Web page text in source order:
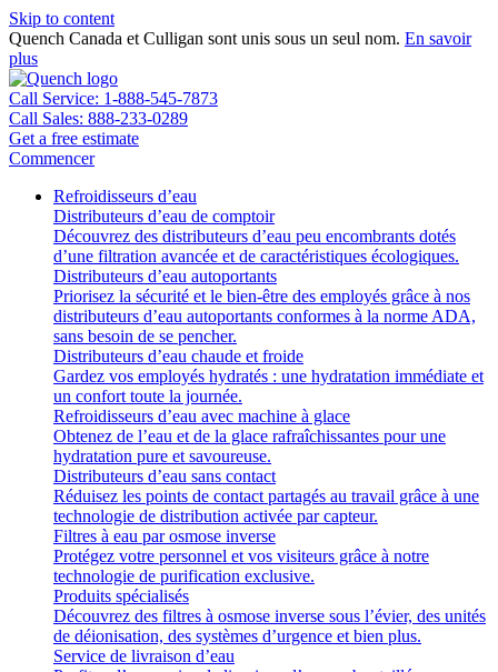
Skip to content
Quench Canada et Culligan sont unis sous un seul nom. En savoir
plus
Call Service: 1-888-545-7873
Call Sales: 888-233-0289
Get a free estimate
Commencer
Refroidisseurs d’eau
Distributeurs d’eau de comptoir
Découvrez des distributeurs d’eau peu encombrants dotés
d’une filtration avancée et de caractéristiques écologiques.
Distributeurs d’eau autoportants
Priorisez la sécurité et le bien-être des employés grâce à nos
distributeurs d’eau autoportants conformes à la norme ADA,
sans besoin de se pencher.
Distributeurs d’eau chaude et froide
Gardez vos employés hydratés : une hydratation immédiate et
un confort toute la journée.
Refroidisseurs d’eau avec machine à glace
Obtenez de l’eau et de la glace rafraîchissantes pour une
hydratation pure et savoureuse.
Distributeurs d’eau sans contact
Réduisez les points de contact partagés au travail grâce à une
technologie de distribution activée par capteur.
Filtres à eau par osmose inverse
Protégez votre personnel et vos visiteurs grâce à notre
technologie de purification exclusive.
Produits spécialisés
Découvrez des filtres à osmose inverse sous l’évier, des unités
de déionisation, des systèmes d’urgence et bien plus.
Service de livraison d’eau